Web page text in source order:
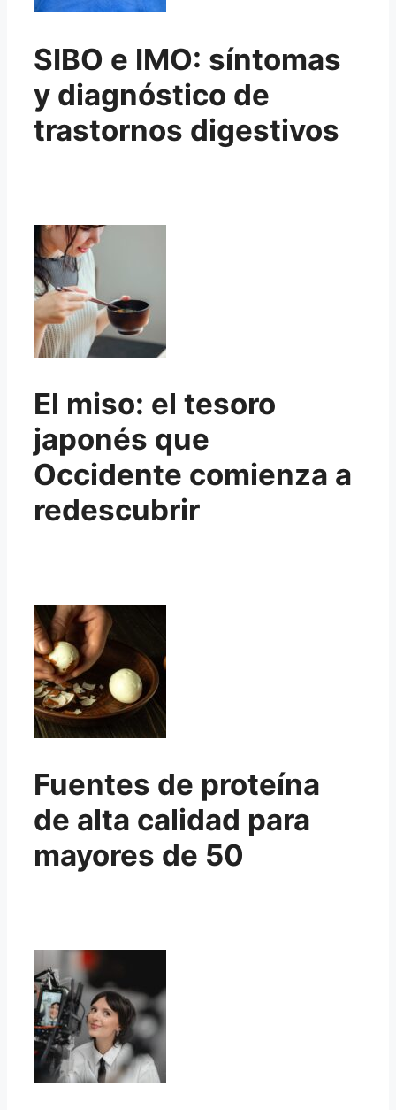
SIBO e IMO: síntomas
y diagnóstico de
trastornos digestivos
El miso: el tesoro
japonés que
Occidente comienza a
redescubrir
Fuentes de proteína
de alta calidad para
mayores de 50